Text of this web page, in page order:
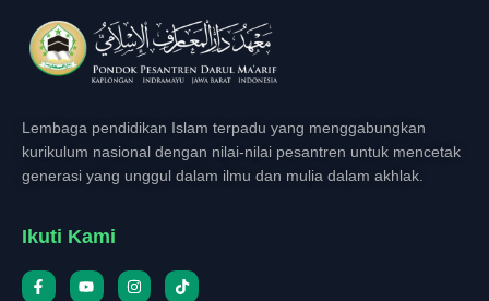
Lembaga pendidikan Islam terpadu yang menggabungkan
kurikulum nasional dengan nilai-nilai pesantren untuk mencetak
generasi yang unggul dalam ilmu dan mulia dalam akhlak.
Ikuti Kami